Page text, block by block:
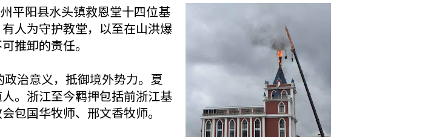
平阳县水头镇救恩堂十四位基
人为守护教堂，以至在山洪爆
推卸的责任。
治意义，抵御境外势力。夏
。浙江至今羁押包括前浙江基
包国华牧师、邢文香牧师。